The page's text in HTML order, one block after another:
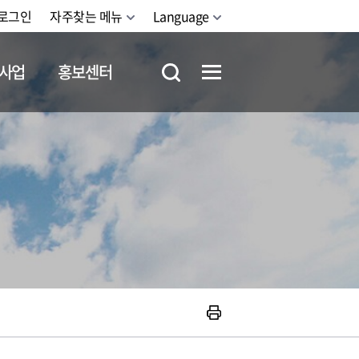
그인 자주찾는 메뉴 Language
업 홍보센터